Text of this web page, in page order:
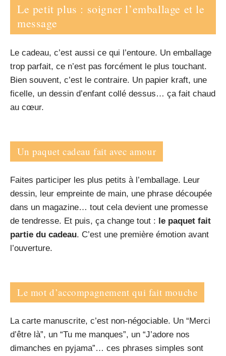
Le petit plus : soigner l’emballage et le
message
Le cadeau, c’est aussi ce qui l’entoure. Un emballage
trop parfait, ce n’est pas forcément le plus touchant.
Bien souvent, c’est le contraire. Un papier kraft, une
ficelle, un dessin d’enfant collé dessus… ça fait chaud
au cœur.
Un paquet cadeau fait avec amour
Faites participer les plus petits à l’emballage. Leur
dessin, leur empreinte de main, une phrase découpée
dans un magazine… tout cela devient une promesse
de tendresse. Et puis, ça change tout : le paquet fait
partie du cadeau. C’est une première émotion avant
l’ouverture.
Le mot d’accompagnement qui fait mouche
La carte manuscrite, c’est non-négociable. Un “Merci
d’être là”, un “Tu me manques”, un “J’adore nos
dimanches en pyjama”… ces phrases simples sont